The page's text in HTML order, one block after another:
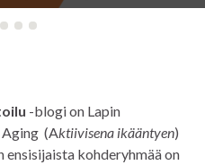
-blogi on Lapin
(Aktiivisena ikääntyen)
kohderyhmää on